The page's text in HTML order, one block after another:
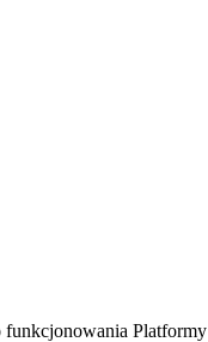
funkcjonowania Platformy